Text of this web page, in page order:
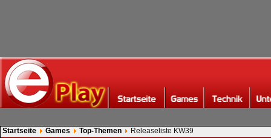
Startseite Games Top-Themen
Releaseliste KW39